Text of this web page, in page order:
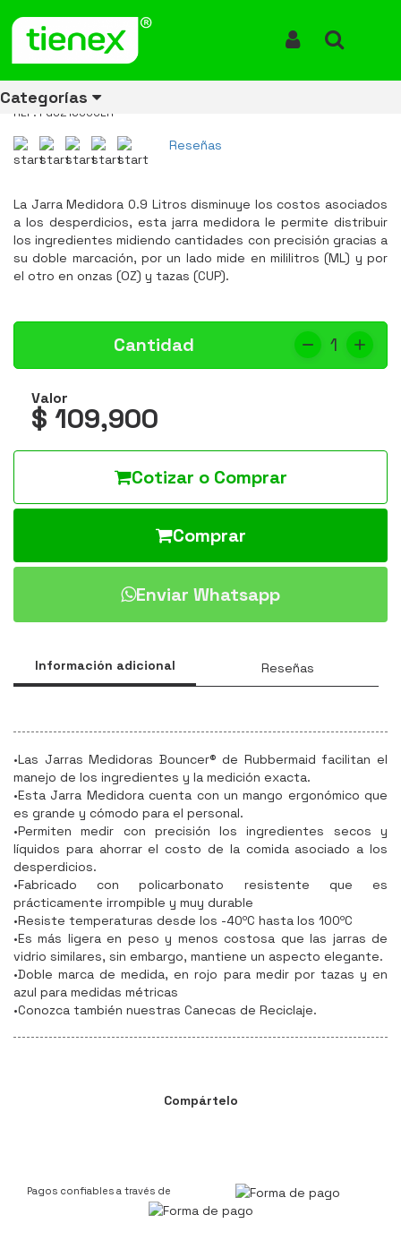
Categorías
Jarra Medidora 0.9 Litros Bouncer ® FG321600CLR
Jarra Medidora 0.9 Litros
Bouncer ® FG321600CLR
REF: FG321600CLR
Reseñas
La Jarra Medidora 0.9 Litros disminuye los costos asociados
a los desperdicios, esta jarra medidora le permite distribuir
los ingredientes midiendo cantidades con precisión gracias a
su doble marcación, por un lado mide en mililitros (ML) y por
el otro en onzas (OZ) y tazas (CUP).
Cantidad 1
Valor
$ 109,900
Cotizar o Comprar
Comprar
Enviar Whatsapp
Información adicional Reseñas
•Las Jarras Medidoras Bouncer® de Rubbermaid facilitan el
manejo de los ingredientes y la medición exacta.
•Esta Jarra Medidora cuenta con un mango ergonómico que
es grande y cómodo para el personal.
•Permiten medir con precisión los ingredientes secos y
líquidos para ahorrar el costo de la comida asociado a los
desperdicios.
•Fabricado con policarbonato resistente que es
prácticamente irrompible y muy durable
•Resiste temperaturas desde los -40ºC hasta los 100ºC
•Es más ligera en peso y menos costosa que las jarras de
vidrio similares, sin embargo, mantiene un aspecto elegante.
•Doble marca de medida, en rojo para medir por tazas y en
azul para medidas métricas
•Conozca también nuestras Canecas de Reciclaje.
Compártelo
Pagos confiables a través de
los
productos
ENERGÍA
los
productos
CANECAS
DE
los
productos
RUBBERMAID
los
productos
EQUIPOS
DE
los
productos
MANEJO
DE
los
productos
AIRE
LIBRE
los
productos
ACCESORIOS
PARA